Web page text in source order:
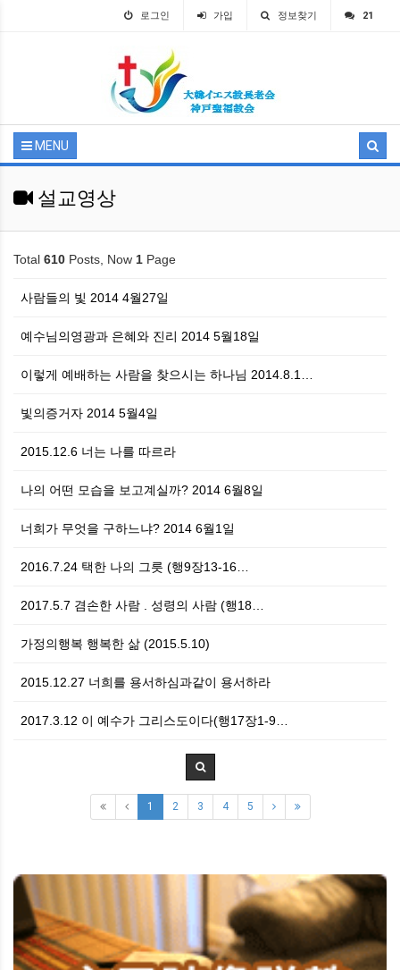
로그인 가입 정보찾기 21
MENU
설교영상
Total 610 Posts, Now 1 Page
사람들의 빛 2014 4월27일
예수님의영광과 은혜와 진리 2014 5월18일
이렇게 예배하는 사람을 찾으시는 하나님 2014.8.1…
빛의증거자 2014 5월4일
2015.12.6 너는 나를 따르라
나의 어떤 모습을 보고계실까? 2014 6월8일
너희가 무엇을 구하느냐? 2014 6월1일
2016.7.24 택한 나의 그릇 (행9장13-16…
2017.5.7 겸손한 사람 . 성령의 사람 (행18…
가정의행복 행복한 삶 (2015.5.10)
2015.12.27 너희를 용서하심과같이 용서하라
2017.3.12 이 예수가 그리스도이다(행17장1-9…
1 2 3 4 5